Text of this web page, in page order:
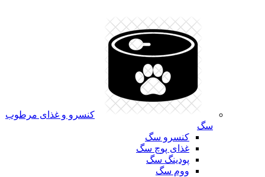
کنسرو و غذای مرطوب
سگ
کنسرو سگ
غذای پوچ سگ
پودینگ سگ
ووم سگ